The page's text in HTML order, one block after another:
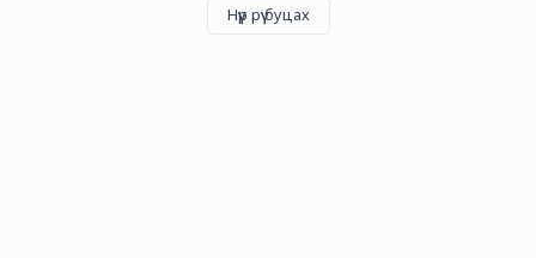
Нүүр рүү буцах